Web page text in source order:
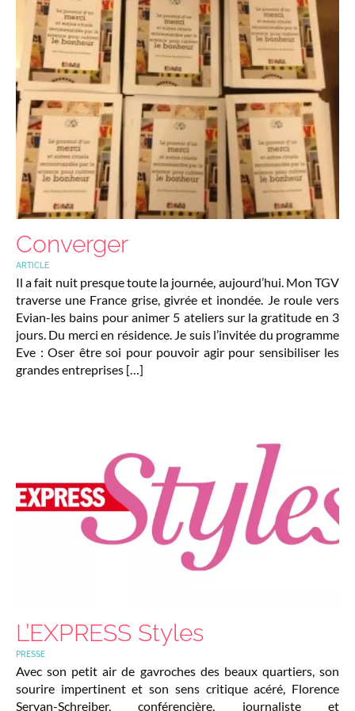
Converger
ARTICLE
Il a fait nuit presque toute la journée, aujourd’hui. Mon TGV
traverse une France grise, givrée et inondée. Je roule vers
Evian-les bains pour animer 5 ateliers sur la gratitude en 3
jours. Du merci en résidence. Je suis l’invitée du programme
Eve : Oser être soi pour pouvoir agir pour sensibiliser les
grandes entreprises […]
L’EXPRESS Styles
PRESSE
Avec son petit air de gavroches des beaux quartiers, son
sourire impertinent et son sens critique acéré, Florence
Servan-Schreiber, conférencière, journaliste et